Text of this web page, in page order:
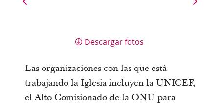
Descargar fotos
Las organizaciones con las que está
trabajando la Iglesia incluyen la UNICEF,
el Alto Comisionado de la ONU para